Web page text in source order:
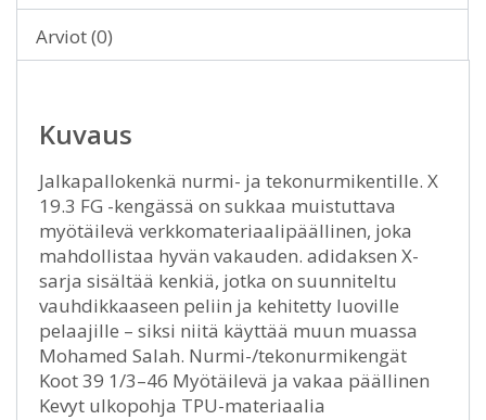
Arviot (0)
Kuvaus
Jalkapallokenkä nurmi- ja tekonurmikentille. X
19.3 FG -kengässä on sukkaa muistuttava
myötäilevä verkkomateriaalipäällinen, joka
mahdollistaa hyvän vakauden. adidaksen X-
sarja sisältää kenkiä, jotka on suunniteltu
vauhdikkaaseen peliin ja kehitetty luoville
pelaajille – siksi niitä käyttää muun muassa
Mohamed Salah. Nurmi-/tekonurmikengät
Koot 39 1/3–46 Myötäilevä ja vakaa päällinen
Kevyt ulkopohja TPU-materiaalia